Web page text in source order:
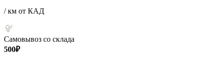
/ км от КАД
Самовывоз со склада
500₽